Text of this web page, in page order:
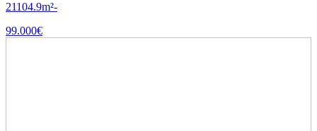
21104.9m²-
99.000€